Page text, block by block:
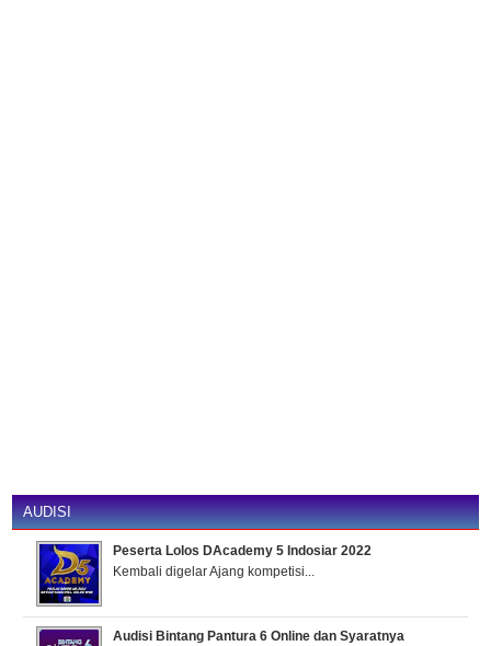
AUDISI
Peserta Lolos DAcademy 5 Indosiar 2022
Kembali digelar Ajang kompetisi...
Audisi Bintang Pantura 6 Online dan Syaratnya